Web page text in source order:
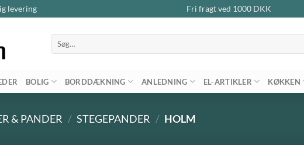
levering Fri fragt ved 1000DKK
Søg
efter:
BOLIG BORDDÆKNING ANLEDNING EL-ARTIKLER KØKKEN
& PANDER / STEGEPANDER / HOLM